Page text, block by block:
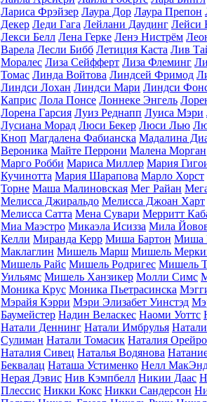
Лариса Фрэйзер Лаура Дор Лаура Препон
Декер Леди Гага Лейлани Даудинг Лейси
Лекси Белл Лена Герке Ленэ Нистрём
Варела Лесли Бибб Летиция Каста Лив
Моралес Лиза Сейфферт Лиза Флеминг
Томас Линда Войтова Линдсей Фримод
Линдси Лохан Линдси Мари Линдси
Каприс Лола Понсе Лоннеке Энгель
Лорена Гарсия Луиз Реднапп Луиса Мэри
Лусиана Морад Люси Бекер Люси Лью
Кноп Магдалена Фабианска Мадалина
Вероника Майте Перрони Малена Морган
Марго Робби Мариса Миллер Мария
Кучинотта Мария Шарапова Марло Хорст
Торне Маша Малиновская Мег Райан
Мелисса Джиральдо Мелисса Джоан Харт
Мелисса Сатта Мена Сувари Мерритт
Миа Маэстро Микаэла Исизза Мила
Келли Миранда Керр Миша Бартон Миша
Маклаглин Мишель Марш Мишель
Мишель Райс Мишель Родригес Мишель
Уильямс Мишель Ханзикер Молли Симс
Моника Крус Моника Пьетрасинска
Мэрайя Кэрри Мэри Элизабет Уинстэд
Баумейстер Надин Веласкес Наоми Уоттс
Натали Деннинг Натали Имбрулья
Сулиман Натали Томасик Наталия Орейро
Наталия Сивец Наталья Водянова
Беквалац Наташа Устименко Нелл
Нерая Дэвис Нив Кэмпбелл Никии Даас
Плессис Никки Кокс Никки Сандерсон